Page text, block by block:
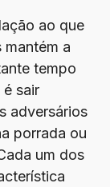
ao que
mantém a
tempo
sair
adversários
porrada ou
um dos